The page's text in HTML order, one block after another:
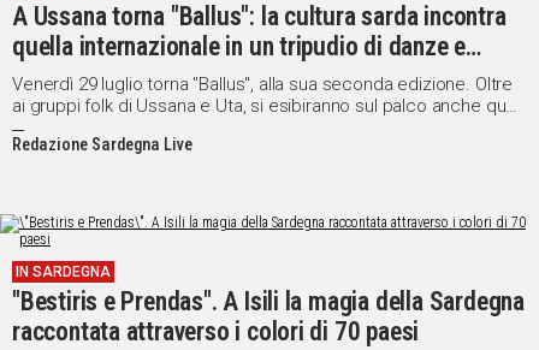
A Ussana torna "Ballus": la cultura sarda incontra
quella internazionale in un tripudio di danze e
colori
Venerdì 29 luglio torna "Ballus", alla sua seconda edizione. Oltre
ai gruppi folk di Ussana e Uta, si esibiranno sul palco anche quelli
provenienti da Romania, Guadalupa e Colombia
Redazione Sardegna Live
IN SARDEGNA
"Bestiris e Prendas". A Isili la magia della Sardegna
raccontata attraverso i colori di 70 paesi